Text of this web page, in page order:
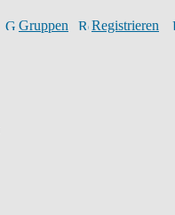
Gruppen Registrieren